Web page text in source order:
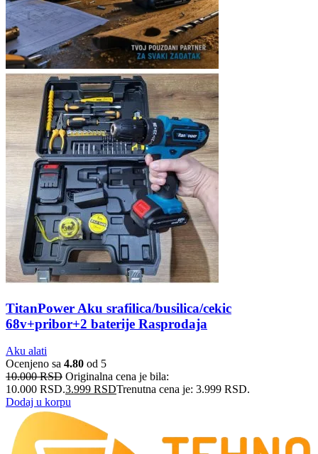
TitanPower Aku srafilica/busilica/cekic
68v+pribor+2 baterije Rasprodaja
Aku alati
Ocenjeno sa 4.80 od 5
10.000RSD Originalna cena je bila:
10.000 RSD.3.999 RSDTrenutna cena je: 3.999 RSD.
Dodaj u korpu